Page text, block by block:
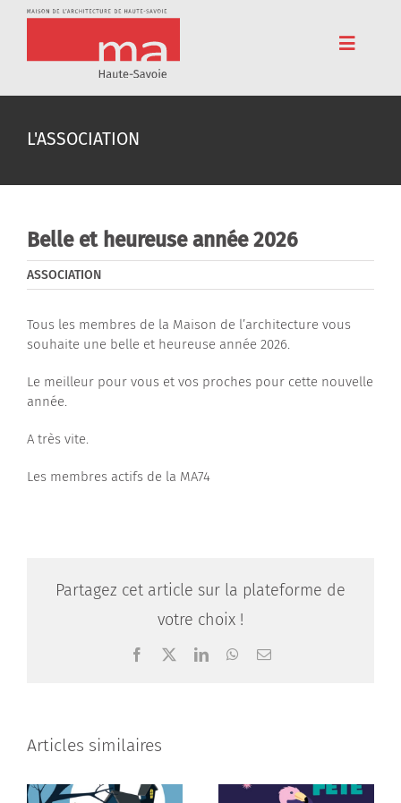
Passer
Toggle
Accueil
Cinéma
Pédagogie
Voyages
L’association
L'ASSOCIATION
Belle et heureuse année 2026
ASSOCIATION
Tous les membres de la Maison de l’architecture vous
souhaite une belle et heureuse année 2026.
Le meilleur pour vous et vos proches pour cette nouvelle
année.
A très vite.
Les membres actifs de la MA74
Partagez cet article sur la plateforme de
votre choix !
Facebook LinkedInWhatsApp
Email
Articles similaires